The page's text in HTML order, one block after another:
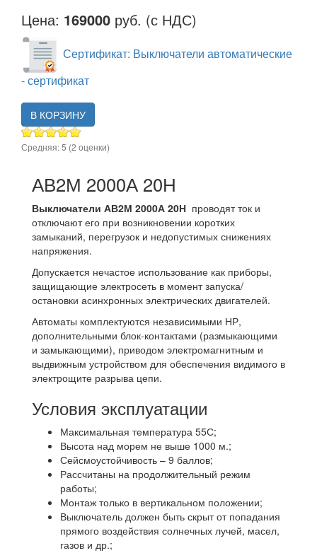
Цена: 169000 руб. (с НДС)
Сертификат: Выключатели автоматические
- сертификат
В КОРЗИНУ
Средняя:5 (2 оценки)
АВ2М 2000А 20Н
Выключатели АВ2М 2000А 20Н проводят ток и
отключают его при возникновении коротких
замыканий, перегрузок и недопустимых снижениях
напряжения.
Допускается нечастое использование как приборы,
защищающие электросеть в момент запуска/
остановки асинхронных электрических двигателей.
Автоматы комплектуются независимыми НР,
дополнительными блок-контактами (размыкающими
и замыкающими), приводом электромагнитным и
выдвижным устройством для обеспечения видимого в
электрощите разрыва цепи.
Условия эксплуатации
Максимальная температура 55С;
Высота над морем не выше 1000 м.;
Сейсмоустойчивость – 9 баллов;
Рассчитаны на продолжительный режим
работы;
Монтаж только в вертикальном положении;
Выключатель должен быть скрыт от попадания
прямого воздействия солнечных лучей, масел,
газов и др.;